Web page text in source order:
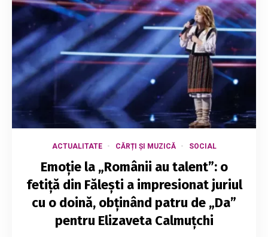
ACTUALITATE CĂRȚI ȘI MUZICĂ SOCIAL
Emoție la „Românii au talent”: o
fetiță din Fălești a impresionat juriul
cu o doină, obținând patru de „Da”
pentru Elizaveta Calmuțchi